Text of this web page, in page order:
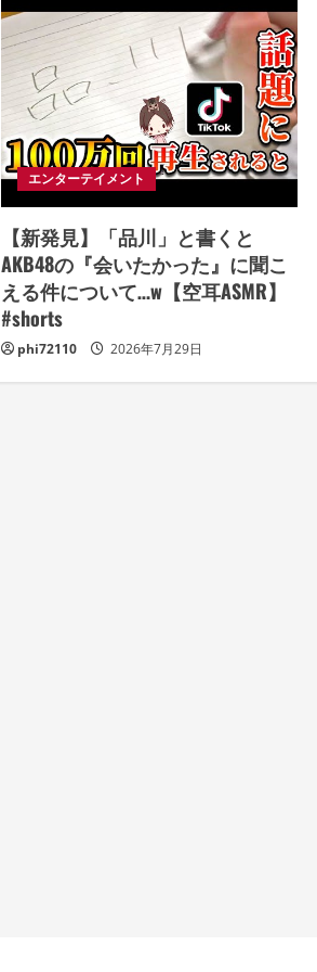
エンターテイメント
【新発見】「品川」と書くと
AKB48の『会いたかった』に聞こ
える件について…w【空耳ASMR】
#shorts
phi72110 2026年7月29日